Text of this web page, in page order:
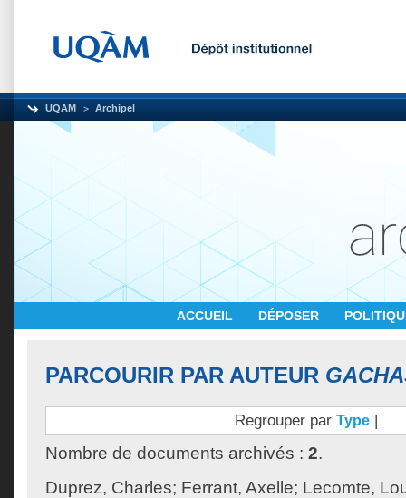
UQAM Archipel
ACCUEIL DÉPOSER
PARCOURIR PAR AUTEUR
Regrouper par Type |
Nombre de documents archivés : 2.
Duprez, Charles; Ferrant, Axelle; Lecomte,